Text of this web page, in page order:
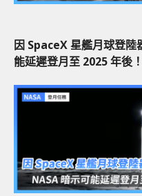
因 SpaceX 星艦月球登陸
能延遲登月至 2025 年後！